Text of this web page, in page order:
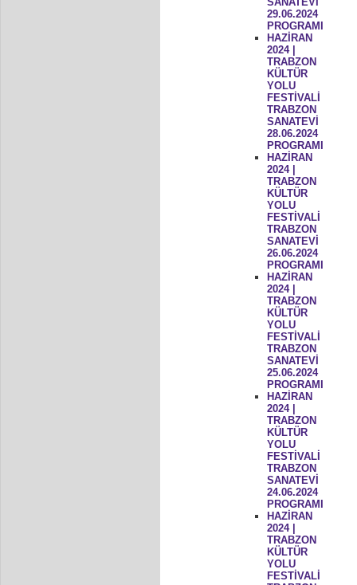
29.06.2024
PROGRAMI
HAZİRAN
2024 |
TRABZON
KÜLTÜR
YOLU
FESTİVALİ
TRABZON
SANATEVİ
28.06.2024
PROGRAMI
HAZİRAN
2024 |
TRABZON
KÜLTÜR
YOLU
FESTİVALİ
TRABZON
SANATEVİ
26.06.2024
PROGRAMI
HAZİRAN
2024 |
TRABZON
KÜLTÜR
YOLU
FESTİVALİ
TRABZON
SANATEVİ
25.06.2024
PROGRAMI
HAZİRAN
2024 |
TRABZON
KÜLTÜR
YOLU
FESTİVALİ
TRABZON
SANATEVİ
24.06.2024
PROGRAMI
HAZİRAN
2024 |
TRABZON
KÜLTÜR
YOLU
FESTİVALİ